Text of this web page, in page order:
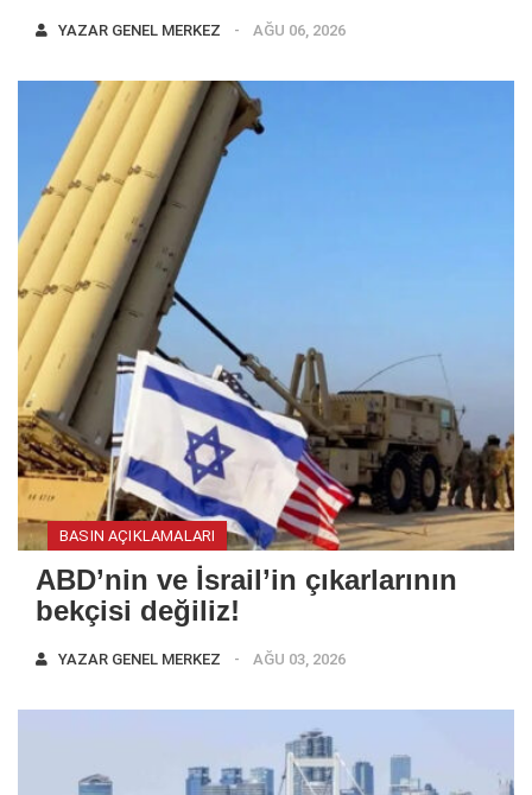
YAZAR GENEL MERKEZ AĞU 06, 2026
BASIN AÇIKLAMALARI
ABD’nin ve İsrail’in çıkarlarının
bekçisi değiliz!
YAZAR GENEL MERKEZ AĞU 03, 2026